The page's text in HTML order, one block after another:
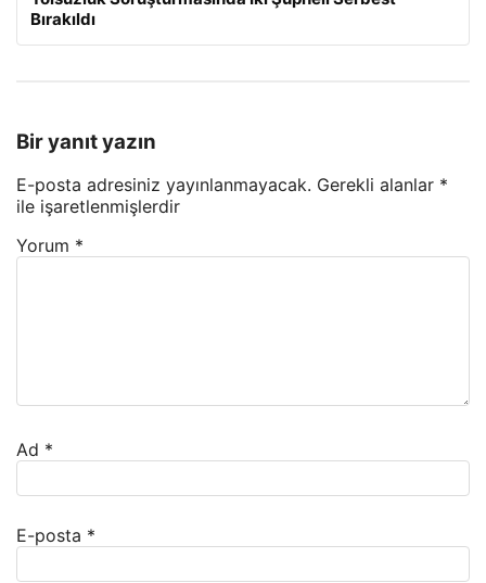
Bırakıldı
Bir yanıt yazın
E-posta adresiniz yayınlanmayacak. Gerekli alanlar *
ile işaretlenmişlerdir
Yorum *
Ad *
E-posta *